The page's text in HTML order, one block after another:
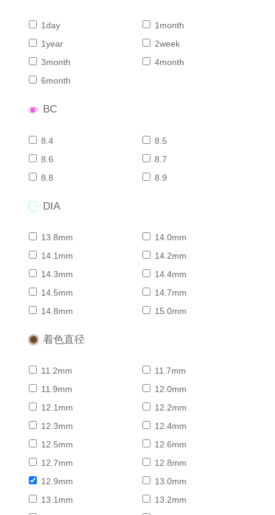
1day
1month
1year
2week
3month
4month
6month
BC
8.4
8.5
8.6
8.7
8.8
8.9
DIA
13.8mm
14.0mm
14.1mm
14.2mm
14.3mm
14.4mm
14.5mm
14.7mm
14.8mm
15.0mm
着色直径
11.2mm
11.7mm
11.9mm
12.0mm
12.1mm
12.2mm
12.3mm
12.4mm
12.5mm
12.6mm
12.7mm
12.8mm
12.9mm
13.0mm
13.1mm
13.2mm